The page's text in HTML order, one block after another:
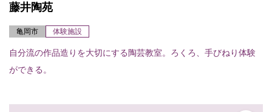
藤井陶苑
亀岡市 体験施設
自分流の作品造りを大切にする陶芸教室。ろくろ、手びねり体験
ができる。